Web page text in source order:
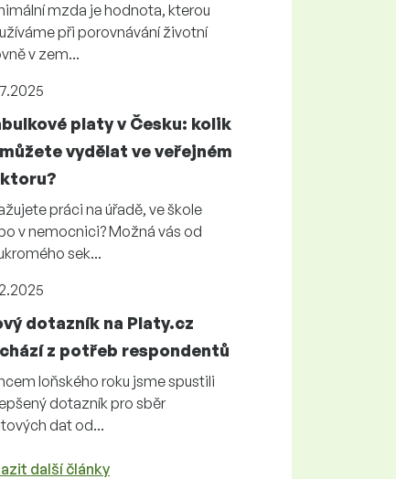
mzda je hodnota, kterou
při porovnávání životní
v zem...
platy v Česku: kolik
vydělat ve veřejném
práci na úřadě, ve škole
v nemocnici? Možná vás od
sek...
dotazník na Platy.cz
z potřeb respondentů
loňského roku jsme spustili
dotazník pro sběr
dat od...
další články